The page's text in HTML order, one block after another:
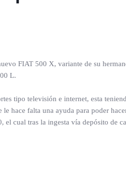
FIAT 500 X, variante de su
L.
tipo televisión e internet, esta
hace falta una ayuda para poder
cual tras la ingesta vía depósito de